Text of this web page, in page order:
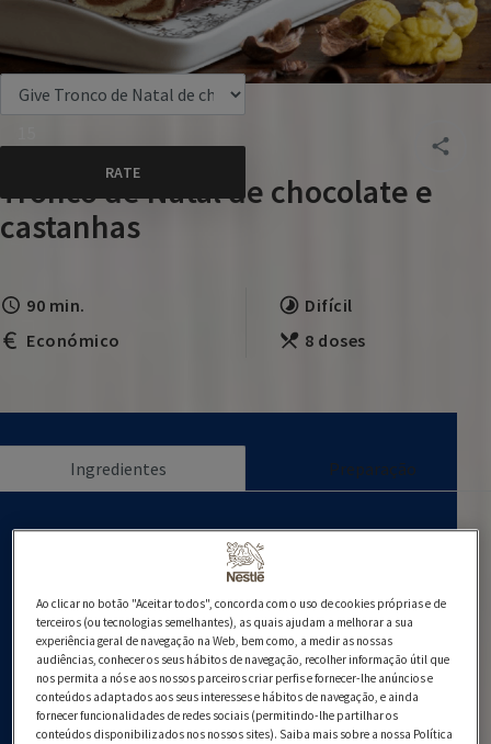
Tronco de Natal de chocolate e
castanhas
90 min.
Difícil
Económico
8 doses
Ingredientes Preparação
Ingredientes
200 g de Chocolate Negro NESTLÉ Sobremesas
500 g de castanhas
100 g de açúcar
75 g de manteiga
Ao clicar no botão "Aceitar todos", concorda com o uso de cookies próprias e de
terceiros (ou tecnologias semelhantes), as quais ajudam a melhorar a sua
experiência geral de navegação na Web, bem como, a medir as nossas
audiências, conhecer os seus hábitos de navegação, recolher informação útil que
nos permita a nós e aos nossos parceiros criar perfis e fornecer-lhe anúncios e
conteúdos adaptados aos seus interesses e hábitos de navegação, e ainda
fornecer funcionalidades de redes sociais (permitindo-lhe partilhar os
conteúdos disponibilizados nos nossos sites). Saiba mais sobre a nossa Política